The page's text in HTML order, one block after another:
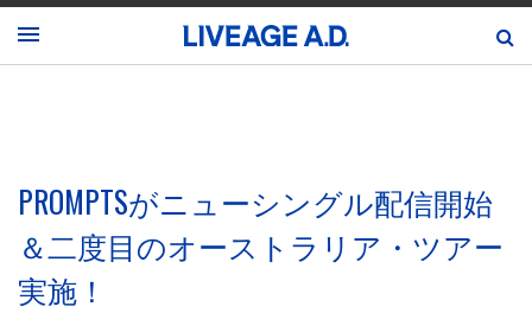
PROMPTSがニューシングル配信開始
＆二度目のオーストラリア・ツアー
実施！